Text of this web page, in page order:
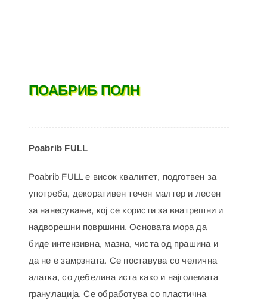
ПОАБРИБ ПОЛН
Poabrib FULL
Poabrib FULL е висок квалитет, подготвен за
употреба, декоративен течен малтер и лесен
за нанесување, кој се користи за внатрешни и
надворешни површини. Основата мора да
биде интензивна, мазна, чиста од прашина и
да не е замрзната. Се поставува со челична
алатка, со дебелина иста како и најголемата
гранулација. Се обработува со пластична